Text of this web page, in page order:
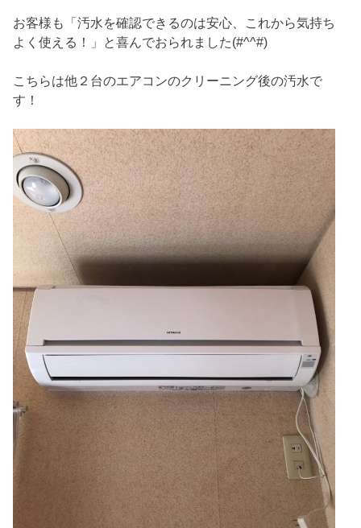
お客様も「汚水を確認できるのは安心、これから気持ち
よく使える！」と喜んでおられました(#^^#)
こちらは他２台のエアコンのクリーニング後の汚水で
す！